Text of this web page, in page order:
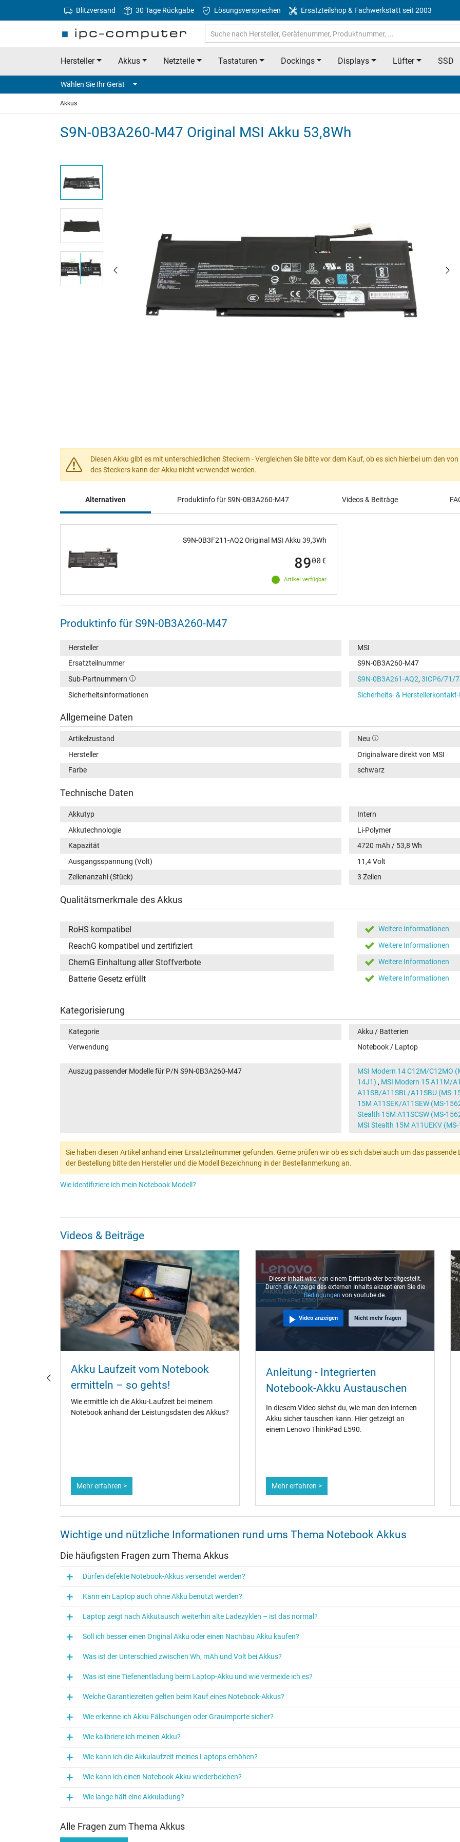
Blitzversand 30 Tage Rückgabe Lösungsversprechen Ersatzteilshop & Fachwerkstatt seit 2003
Hersteller Akkus Netzteile Tastaturen Dockings Displays Lüfter SSD
Wählen Sie Ihr Gerät
Akkus
S9N-0B3A260-M47 Original MSI Akku 53,8Wh
Diesen Akku gibt es mit unterschiedlichen Steckern - Vergleichen Sie bitte vor dem Kauf, ob es sich hierbei um den
des Steckers kann der Akku nicht verwendet werden.
Alternativen Produktinfo für S9N-0B3A260-M47 Videos & Beiträge
S9N-0B3F211-AQ2 Original MSI Akku 39,3Wh
Artikel verfügbar
8900 €
Produktinfo für S9N-0B3A260-M47
Hersteller
MSI
Ersatzteilnummer
S9N-0B3A260-M47
Sub-Partnummern
S9N-0B3A261-AQ2, 3ICP6/71/
Sicherheitsinformationen
Sicherheits- &
Allgemeine Daten
Artikelzustand
Neu
Hersteller
Originalware direkt von MSI
Farbe
schwarz
Technische Daten
Akkutyp
Intern
Akkutechnologie
Li-Polymer
Kapazität
4720 mAh / 53,8 Wh
Ausgangsspannung (Volt)
11,4 Volt
Zellenanzahl (Stück)
3 Zellen
Qualitätsmerkmale des Akkus
RoHS kompatibel Weitere Informationen
ReachG kompatibel und zertifiziert Weitere Informationen
ChemG Einhaltung aller Stoffverbote Weitere Informationen
Batterie Gesetz erfüllt Weitere Informationen
Kategorisierung
Kategorie
Akku / Batterien
Verwendung
Notebook / Laptop
Auszug passender Modelle für P/N S9N-0B3A260-M47 MSI Modern 14 C12M/C12MO
14J1) , MSI Modern 15 A11M/
A11SB/A11SBL/A11SBU (MS-
15M A11SEK/A11SEW (MS-
Stealth 15M A11SCSW (MS-
MSI Stealth 15M A11UEKV
Sie haben diesen Artikel anhand einer Ersatzteilnummer gefunden. Gerne prüfen wir ob es sich dabei auch um das
der Bestellung bitte den Hersteller und die Modell Bezeichnung in der Bestellanmerkung an.
Wie identifiziere ich mein Notebook Modell?
Videos & Beiträge
Akku Laufzeit vom Notebook
ermitteln – so gehts!
Wie ermittle ich die Akku-Laufzeit bei meinem
Notebook anhand der Leistungsdaten des Akkus?
Mehr erfahren >
Dieser Inhalt wird von einem Drittanbieter bereitgestellt.
Durch die Anzeige des externen Inhalts akzeptieren Sie die
Bedingungen von youtube.de.
Video anzeigen Nicht mehr fragen
Anleitung - Integrierten
Notebook-Akku Austauschen
In diesem Video siehst du, wie man den internen
Akku sicher tauschen kann. Hier getzeigt an
einem Lenovo ThinkPad E590.
Mehr erfahren >
Wichtige und nützliche Informationen rund ums Thema Notebook Akkus
Die häufigsten Fragen zum Thema Akkus
Dürfen defekte Notebook-Akkus versendet werden?
Kann ein Laptop auch ohne Akku benutzt werden?
Laptop zeigt nach Akkutausch weiterhin alte Ladezyklen – ist das normal?
Soll ich besser einen Original Akku oder einen Nachbau Akku kaufen?
Was ist der Unterschied zwischen Wh, mAh und Volt bei Akkus?
Was ist eine Tiefenentladung beim Laptop‑Akku und wie vermeide ich es?
Welche Garantiezeiten gelten beim Kauf eines Notebook-Akkus?
Wie erkenne ich Akku Fälschungen oder Grauimporte sicher?
Wie kalibriere ich meinen Akku?
Wie kann ich die Akkulaufzeit meines Laptops erhöhen?
Wie kann ich einen Notebook Akku wiederbeleben?
Wie lange hält eine Akkuladung?
Alle Fragen zum Thema Akkus